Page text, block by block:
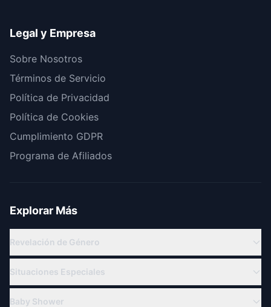
Legal y Empresa
Sobre Nosotros
Términos de Servicio
Política de Privacidad
Política de Cookies
Cumplimiento GDPR
Programa de Afiliados
Explorar Más
Revelación de Género
Temas de Revelación de Género
Situaciones Especiales
Baby Shower